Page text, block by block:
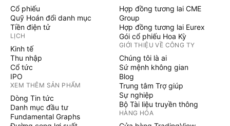
Cổ phiếu
Quỹ Hoán đổi danh mục
Tiền điện tử
LỊCH
Kinh tế
Thu nhập
Cổ tức
IPO
XEM THÊM SẢN PHẨM
Dòng Tin tức
Danh mục đầu tư
Fundamental Graphs
Hợp đồng tương lai CME
Group
Hợp đồng tương lai Eurex
Gói cổ phiếu Hoa Kỳ
GIỚI THIỆU VỀ CÔNG TY
Chúng tôi là ai
Sứ mệnh không gian
Blog
Trung tâm Trợ giúp
Sự nghiệp
Bộ Tài liệu truyền thông
HÀNG HÓA